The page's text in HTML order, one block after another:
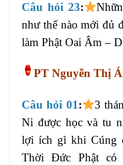
Câu hỏi 23:
như thế nào mới đủ
làm Phật Oai Âm –
PT Nguyễn Thị
Câu hỏi 01:
3
Ni được học và tu
lợi ích gì khi Cúng
Thời Đức Phật có